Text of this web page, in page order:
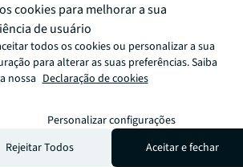
ajudar?
de trabalho híbrido
sustentável
espaços
cookies para melhorar a sua
de usuário
todos os cookies ou personalizar a sua
para alterar as suas preferências. Saiba
nossa Declaração de cookies
Personalizar configurações
Rejeitar Todos
Aceitar e fechar